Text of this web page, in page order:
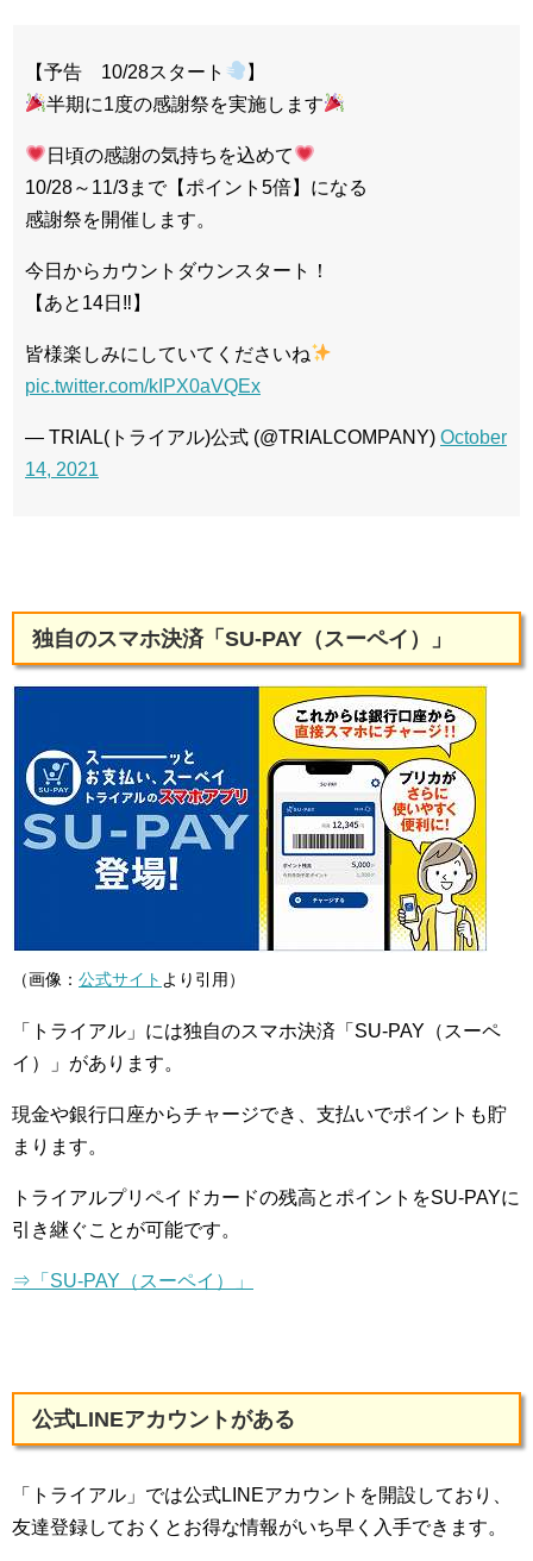
【予告 10/28スタート
】
半期に1度の感謝祭を実施します
日頃の感謝の気持ちを込めて
10/28～11/3まで【ポイント5倍】になる
感謝祭を開催します。
今日からカウントダウンスタート！
【あと14日‼】
皆様楽しみにしていてくださいね
pic.twitter.com/kIPX0aVQEx
— TRIAL(トライアル)公式 (@TRIALCOMPANY) October
14, 2021
独自のスマホ決済「SU-PAY（スーペイ）」
（画像： 公式サイト より引用）
「トライアル」には独自のスマホ決済「SU-PAY（スーペ
イ）」があります。
現金や銀行口座からチャージでき、支払いでポイントも貯
まります。
トライアルプリペイドカードの残高とポイントをSU-PAYに
引き継ぐことが可能です。
⇒「SU-PAY（スーペイ）」
公式LINEアカウントがある
「トライアル」では公式LINEアカウントを開設しており、
友達登録しておくとお得な情報がいち早く入手できます。